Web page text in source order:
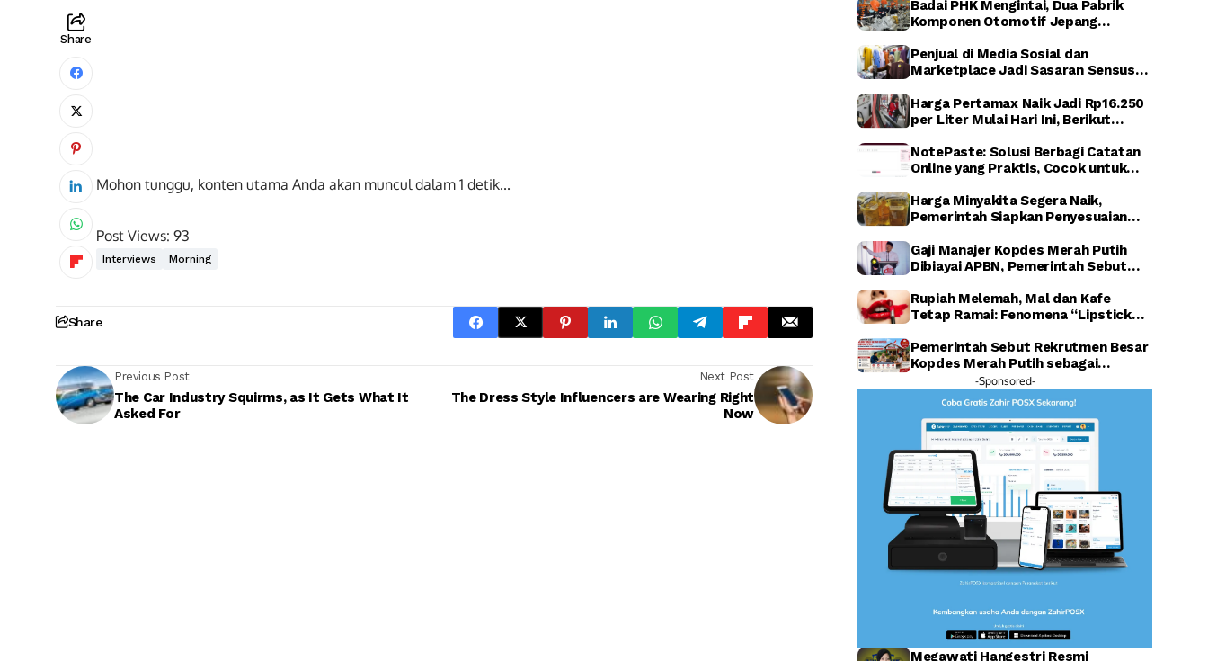
Share
Mohon tunggu, konten utama Anda akan muncul dalam 0detik...
Post Views: 93
Interviews Morning
Share
Previous Post
The Car Industry Squirms, as It Gets What It
Asked For
Next Post
The Dress Style Influencers are Wearing Right
Now
Badai PHK Mengintai, Dua Pabrik
Komponen Otomotif Jepang
Penjual di Media Sosial dan
Marketplace Jadi Sasaran Sensus
Harga Pertamax Naik Jadi Rp16.250
per Liter Mulai Hari Ini, Berikut
NotePaste: Solusi Berbagi Catatan
Online yang Praktis, Cocok untuk
Harga Minyakita Segera Naik,
Pemerintah Siapkan Penyesuaian
Gaji Manajer Kopdes Merah Putih
Dibiayai APBN, Pemerintah Sebut
Rupiah Melemah, Mal dan Kafe
Tetap Ramai: Fenomena “Lipstick
Pemerintah Sebut Rekrutmen Besar
Kopdes Merah Putih sebagai
Investasi SDM Raksasa
-Sponsored-
Megawati Hangestri Resmi